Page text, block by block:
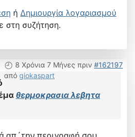
ή Δημιουργία λογαριασμού
στη συζήτηση.
8 Χρόνια 7 Μήνες πριν #162197
από giokaspart
θερμοκρασια λεβητα